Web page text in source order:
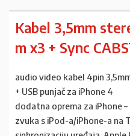
Kabel 3,5mm
m x3 + Sync
audio video kabel 4pin
+ USB punjač za iPhone 4
dodatna oprema za iPhone
zvuka s iPod-a/iPhone-a na